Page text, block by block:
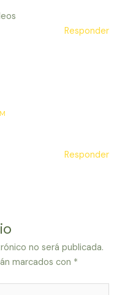
Responder
Responder
no será publicada.
marcados con *